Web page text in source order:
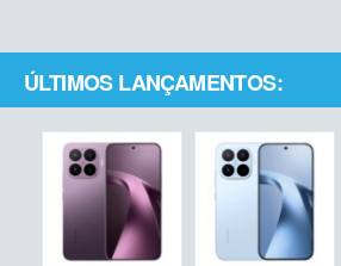
ÚLTIMOS LANÇAMENTOS: